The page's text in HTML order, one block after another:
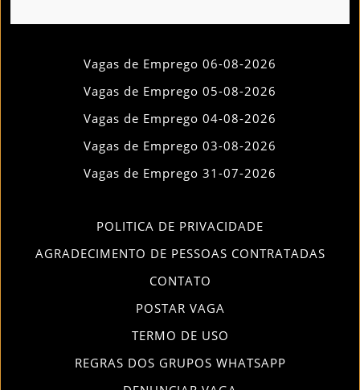
Vagas de Emprego 06-08-2026
Vagas de Emprego 05-08-2026
Vagas de Emprego 04-08-2026
Vagas de Emprego 03-08-2026
Vagas de Emprego 31-07-2026
POLITICA DE PRIVACIDADE
AGRADECIMENTO DE PESSOAS CONTRATADAS
CONTATO
POSTAR VAGA
TERMO DE USO
REGRAS DOS GRUPOS WHATSAPP